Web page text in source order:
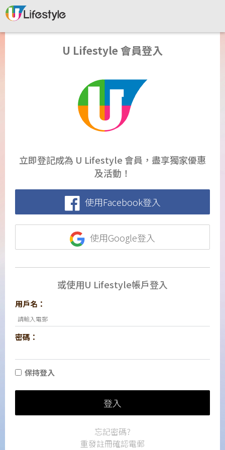
U Lifestyle 會員登入
立即登記成為 U Lifestyle 會員，盡享獨家優惠
及活動！
使用Facebook登入
使用Google登入
或使用U Lifestyle帳戶登入
用戶名：
密碼：
保持登入
登入
忘記密碼?
重發註冊確認電郵